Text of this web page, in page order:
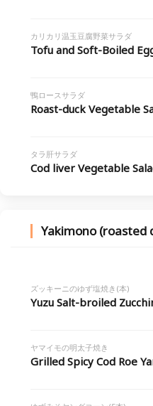
カリカリ温玉豆腐野菜サラダ
Tofu and Soft-Boiled
鴨ロースサラダ
Roast-duck Vegetable
タラ肝サラダ
Cod liver Vegetable
Yakimono (roasted
ズッキーニのゆず塩焼き(本)
Yuzu Salt-broiled
ヤマイモの明太子焼き
Grilled Spicy Cod Roe